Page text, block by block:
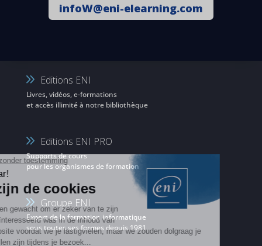
infoW@eni-elearning.com
Editions ENI
Livres, vidéos, e-formations
et accès illimité à notre bibliothèque
Editions ENI PRO
Supports de cours
pour les organismes de formation
Groupe ENI
Expert de la formation informatique
sous toutes ses formes depuis 1981